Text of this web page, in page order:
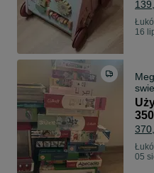
16
350
05